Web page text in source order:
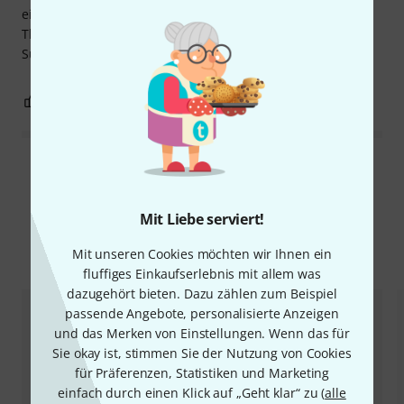
Mit Liebe serviert!
Mit unseren Cookies möchten wir Ihnen ein
fluffiges Einkaufserlebnis mit allem was
dazugehört bieten. Dazu zählen zum Beispiel
passende Angebote, personalisierte Anzeigen
und das Merken von Einstellungen. Wenn das für
Sie okay ist, stimmen Sie der Nutzung von Cookies
für Präferenzen, Statistiken und Marketing
einfach durch einen Klick auf „Geht klar“ zu (alle
einwandfrei. Somit alles easy....! Danke auch den
Thomännern für die Beratung und Untersützung.
Superschnell geliefert.....!
BEWERTUNG MELDEN
Alle Bewertungen lesen
Alternativen vergleichen